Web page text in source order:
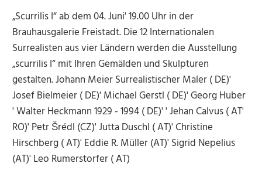
„Scurrilis I“ ab dem 04. Juni' 19.00 Uhr in der
Brauhausgalerie Freistadt. Die 12 Internationalen
Surrealisten aus vier Ländern werden die Ausstellung
„scurrilis I“ mit Ihren Gemälden und Skulpturen
gestalten. Johann Meier Surrealistischer Maler ( DE)'
Josef Bielmeier ( DE)' Michael Gerstl ( DE)' Georg Huber
' Walter Heckmann 1929 - 1994 ( DE)' ' Jehan Calvus ( AT'
RO)' Petr Šrédl (CZ)' Jutta Duschl ( AT)' Christine
Hirschberg ( AT)' Eddie R. Müller (AT)' Sigrid Nepelius
(AT)' Leo Rumerstorfer ( AT)